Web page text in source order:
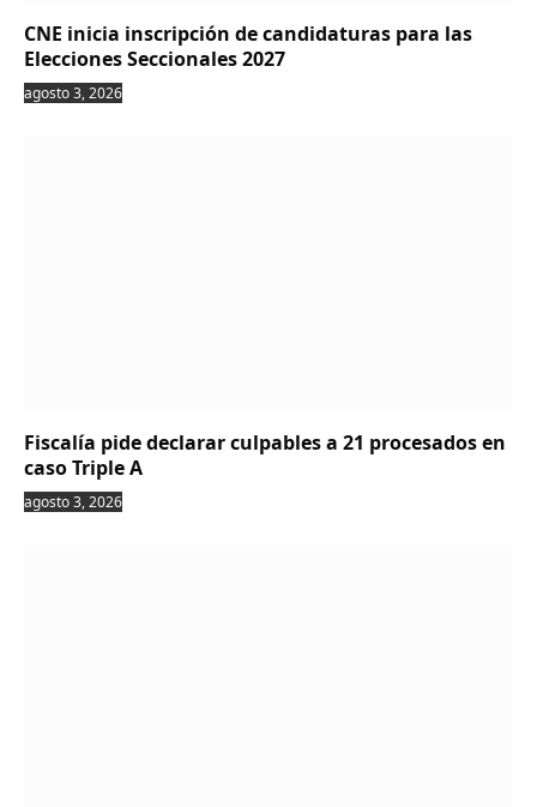
CNE inicia inscripción de candidaturas para las
Elecciones Seccionales 2027
agosto 3, 2026
Fiscalía pide declarar culpables a 21 procesados en
caso Triple A
agosto 3, 2026